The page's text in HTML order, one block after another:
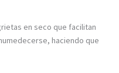
en seco que facilitan
haciendo que